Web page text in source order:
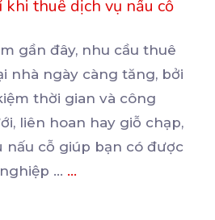
khi thuê dịch vụ nấu cỗ
gần đây, nhu cầu thuê
nhà ngày càng tăng, bởi
thời gian và công
liên hoan hay giỗ chạp,
nấu cỗ giúp bạn có được
... ...